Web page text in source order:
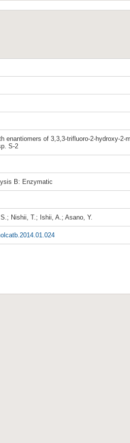
enantiomers of 3,3,3-trifluoro-2-hydroxy-
S-2
B: Enzymatic
Nishii, T.; Ishii, A.; Asano, Y.